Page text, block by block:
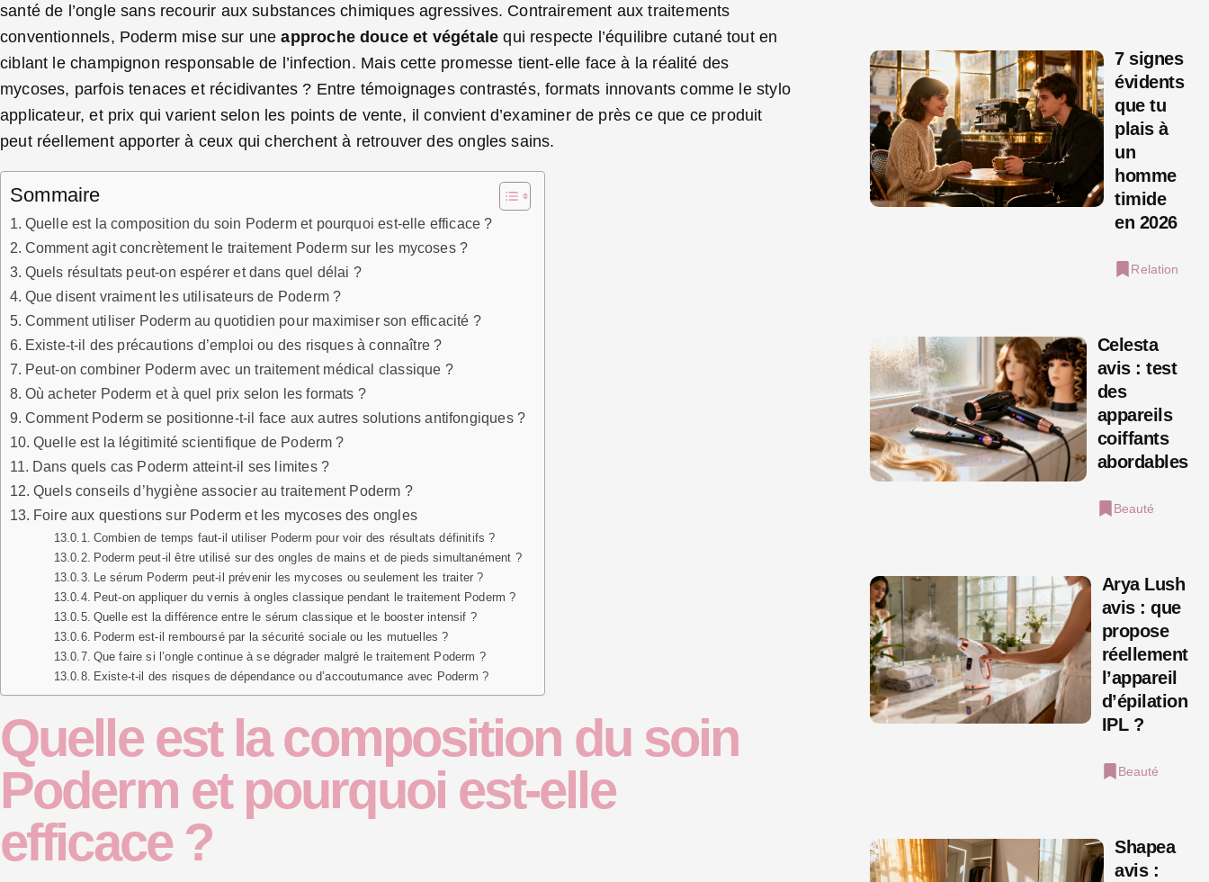
santé de l’ongle sans recourir aux substances chimiques agressives. Contrairement aux traitements
conventionnels, Poderm mise sur uneapproche douce et végétale qui respecte l’équilibre cutané tout en
ciblant le champignon responsable de l’infection. Mais cette promesse tient-elle face à la réalité des
mycoses, parfois tenaces et récidivantes ? Entre témoignages contrastés, formats innovants comme le stylo
applicateur, et prix qui varient selon les points de vente, il convient d’examiner de près ce que ce produit
peut réellement apporter à ceux qui cherchent à retrouver des ongles sains.
Sommaire
Quelle est la composition du soin Poderm et pourquoi est-elle efficace ?
Comment agit concrètement le traitement Poderm sur les mycoses ?
Quels résultats peut-on espérer et dans quel délai ?
Que disent vraiment les utilisateurs de Poderm ?
Comment utiliser Poderm au quotidien pour maximiser son efficacité ?
Existe-t-il des précautions d’emploi ou des risques à connaître ?
Peut-on combiner Poderm avec un traitement médical classique ?
Où acheter Poderm et à quel prix selon les formats ?
Comment Poderm se positionne-t-il face aux autres solutions antifongiques ?
Quelle est la légitimité scientifique de Poderm ?
Dans quels cas Poderm atteint-il ses limites ?
Quels conseils d’hygiène associer au traitement Poderm ?
Foire aux questions sur Poderm et les mycoses des ongles
Combien de temps faut-il utiliser Poderm pour voir des résultats définitifs ?
Poderm peut-il être utilisé sur des ongles de mains et de pieds simultanément ?
Le sérum Poderm peut-il prévenir les mycoses ou seulement les traiter ?
Peut-on appliquer du vernis à ongles classique pendant le traitement Poderm ?
Quelle est la différence entre le sérum classique et le booster intensif ?
Poderm est-il remboursé par la sécurité sociale ou les mutuelles ?
Que faire si l’ongle continue à se dégrader malgré le traitement Poderm ?
Existe-t-il des risques de dépendance ou d’accoutumance avec Poderm ?
Quelle est la composition du soin
Poderm et pourquoi est-elle
efficace ?
7 signes
évidents
que tu
plais à
un
homme
timide
en 2026
Relation
Celesta
avis : test
des
appareils
coiffants
abordables
Beauté
Arya Lush
avis : que
propose
réellement
l’appareil
d’épilation
IPL ?
Beauté
Shapea
avis :